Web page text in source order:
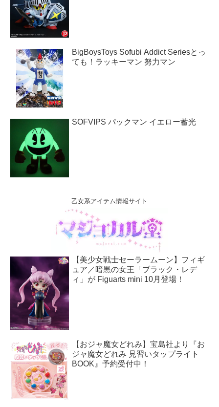
BigBoysToys Sofubi Addict Seriesとっ
ても！ラッキーマン 努力マン
SOFVIPS パックマン イエロー蓄光
乙女系アイテム情報サイト
【美少女戦士セーラームーン】フィギ
ュア／暗黒の女王「ブラック・レデ
ィ」が Figuarts mini 10月登場！
【おジャ魔女どれみ】宝島社より『お
ジャ魔女どれみ 見習いタップライト
BOOK』予約受付中！